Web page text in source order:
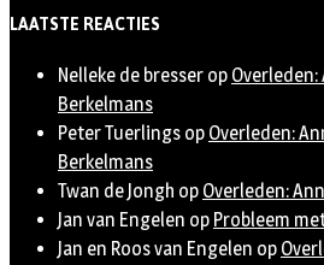
LAATSTE REACTIES
Nelleke de bresser op
Berkelmans
Peter Tuerlings op Overleden:
Berkelmans
Twan de Jongh op Overleden:
Jan van Engelen op Probleem
Jan en Roos van Engelen op